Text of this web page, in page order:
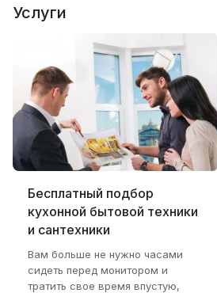
Услуги
Бесплатный подбор
кухонной бытовой техники
и сантехники
Вам больше не нужно часами
сидеть перед монитором и
тратить свое время впустую,